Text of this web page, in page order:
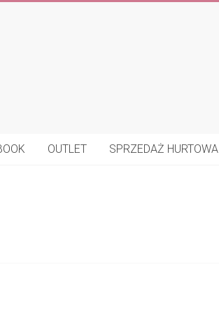
OUTLET SPRZEDAŻ HURTOWA